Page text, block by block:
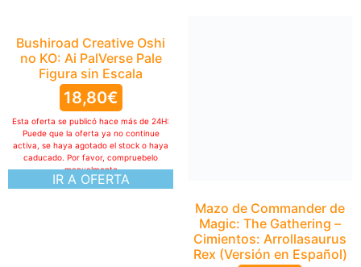
Bushiroad Creative Oshi
no KO: Ai PalVerse Pale
Figura sin Escala
18,80€
IR A OFERTA
Esta oferta se publicó hace más de 24H:
Puede que la oferta ya no continue
activa, se haya agotado el stock o haya
caducado. Por favor, compruebelo
manualmente
Mazo de Commander de
Magic: The Gathering –
Cimientos: Arrollasaurus
Rex (Versión en Español)